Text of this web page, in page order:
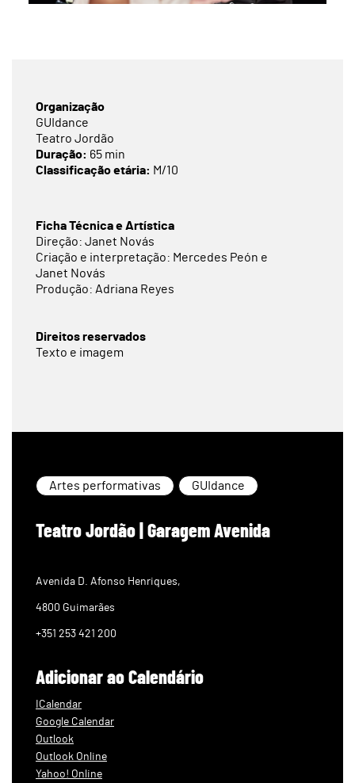
Organização
GUIdance
Teatro Jordão
Duração: 65 min
Classificação etária: M/10
Ficha Técnica e Artística
Direção: Janet Novás
Criação e interpretação: Mercedes Peón e
Janet Novás
Produção: Adriana Reyes
Direitos reservados
Texto e imagem
Artes performativas GUIdance
Teatro Jordão | Garagem Avenida
Avenida D. Afonso Henriques,
4800 Guimarães
+351 253 421 200
Adicionar ao Calendário
ICalendar
Google Calendar
Outlook
Outlook Online
Yahoo! Online